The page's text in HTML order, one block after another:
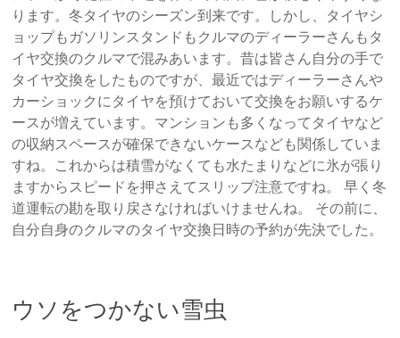
ります。冬タイヤのシーズン到来です。しかし、タイヤシ
ョップもガソリンスタンドもクルマのディーラーさんもタ
イヤ交換のクルマで混みあいます。昔は皆さん自分の手で
タイヤ交換をしたものですが、最近ではディーラーさんや
カーショックにタイヤを預けておいて交換をお願いするケ
ースが増えています。マンションも多くなってタイヤなど
の収納スペースが確保できないケースなども関係していま
すね。これからは積雪がなくても水たまりなどに氷が張り
ますからスピードを押さえてスリップ注意ですね。 早く冬
道運転の勘を取り戻さなければいけませんね。 その前に、
自分自身のクルマのタイヤ交換日時の予約が先決でした。
ウソをつかない雪虫